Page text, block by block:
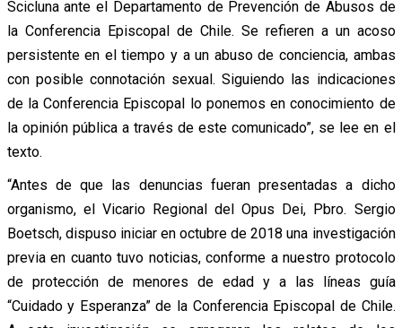
Scicluna ante el Departamento de Prevención de Abusos de
la Conferencia Episcopal de Chile. Se refieren a un acoso
persistente en el tiempo y a un abuso de conciencia, ambas
con posible connotación sexual. Siguiendo las indicaciones
de la Conferencia Episcopal lo ponemos en conocimiento de
la opinión pública a través de este comunicado”, se lee en el
texto.
“Antes de que las denuncias fueran presentadas a dicho
organismo, el Vicario Regional del Opus Dei, Pbro. Sergio
Boetsch, dispuso iniciar en octubre de 2018 una investigación
previa en cuanto tuvo noticias, conforme a nuestro protocolo
de protección de menores de edad y a las líneas guía
“Cuidado y Esperanza” de la Conferencia Episcopal de Chile.